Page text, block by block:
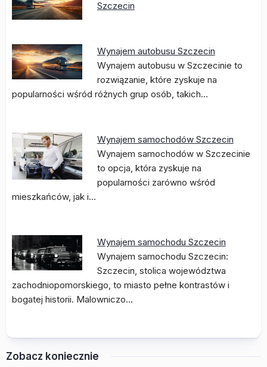
Szczecin
Wynajem autobusu Szczecin
Wynajem autobusu w Szczecinie to
rozwiązanie, które zyskuje na
popularności wśród różnych grup osób, takich…
Wynajem samochodów Szczecin
Wynajem samochodów w Szczecinie
to opcja, która zyskuje na
popularności zarówno wśród
mieszkańców, jak i…
Wynajem samochodu Szczecin
Wynajem samochodu Szczecin:
Szczecin, stolica województwa
zachodniopomorskiego, to miasto pełne kontrastów i
bogatej historii. Malowniczo…
Zobacz koniecznie